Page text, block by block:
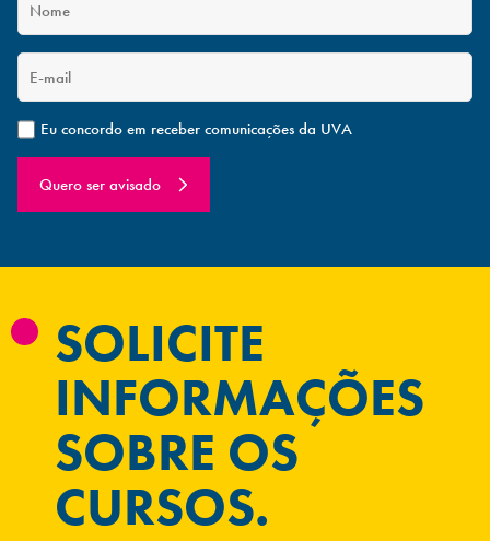
Eu concordo em receber comunicações da UVA
Quero ser avisado
SOLICITE
INFORMAÇÕES
SOBRE OS
CURSOS.